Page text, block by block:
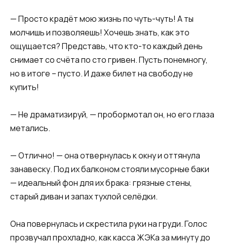
— Просто крадёт мою жизнь по чуть-чуть! А ты
молчишь и позволяешь! Хочешь знать, как это
ощущается? Представь, что кто-то каждый день
снимает со счёта по сто гривен. Пусть понемногу,
но в итоге – пусто. И даже билет на свободу не
купить!
— Не драматизируй, — пробормотал он, но его глаза
метались.
— Отлично! — она отвернулась к окну и оттянула
занавеску. Под их балконом стояли мусорные баки
— идеальный фон для их брака: грязные стены,
старый диван и запах тухлой селёдки.
Она повернулась и скрестила руки на груди. Голос
прозвучал прохладно, как касса ЖЭКа за минуту до